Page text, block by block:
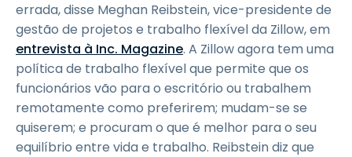
errada, disse Meghan Reibstein, vice-presidente de
gestão de projetos e trabalho flexível da Zillow, em
entrevista à Inc. Magazine. A Zillow agora tem uma
política de trabalho flexível que permite que os
funcionários vão para o escritório ou trabalhem
remotamente como preferirem; mudam-se se
quiserem; e procuram o que é melhor para o seu
equilíbrio entre vida e trabalho. Reibstein diz que